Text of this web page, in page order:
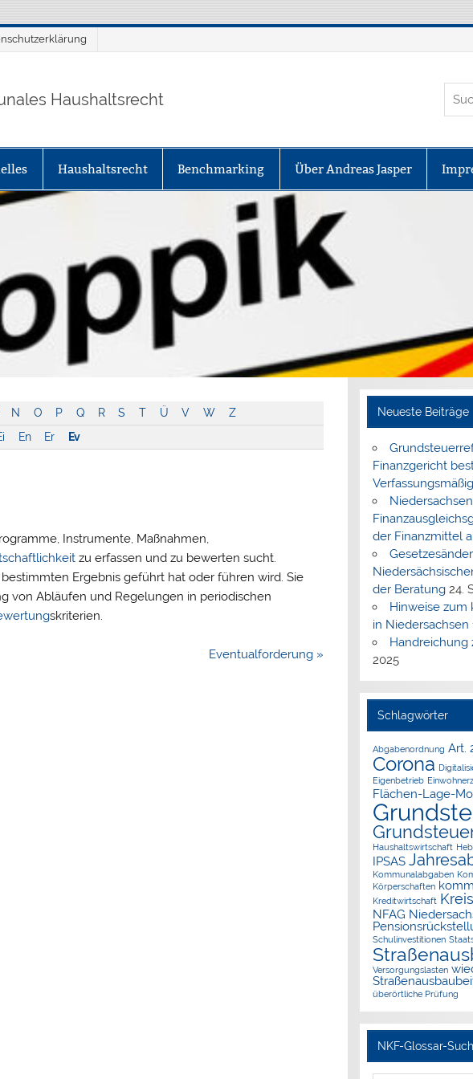
Haushaltsrecht
Haushaltsrecht Benchmarking Über Andreas Jasper
N O P Q R S T Ü V W
Z
En Er Ev
Instrumente, Maßnahmen,
zu erfassen und zu bewerten sucht.
Ergebnis geführt hat oder führen wird. Sie
von Abläufen und Regelungen in periodischen
skriterien.
Eventualforderung »
Neueste Beiträge
Finanzgericht
der Finanzmittel
der Beratung 24.
Hinweise zum
in Niedersachsen
Handreichung
2025
Schlagwörter
Abgabenordnung Art.
Corona
Eigenbetrieb
Flächen-Lage-
Haushaltswirtschaft
IPSAS
Kommunalabgaben
Körperschaften
Kreditwirtschaft
NFAG
Schulinvestitionen
Versorgungslasten
überörtliche Prüfung
NKF-Glossar-